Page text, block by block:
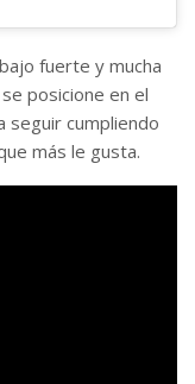
fuerte y mucha
posicione en el
seguir cumpliendo
más le gusta.